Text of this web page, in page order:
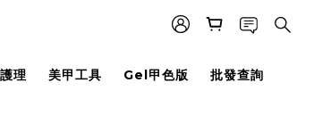
理 美甲工具 Gel甲色版 批發查詢